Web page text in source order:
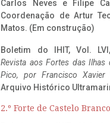
Carlos Neves e Filipe
Coordenação de Artur
Matos. (Em construção)
Boletim do IHIT, Vol.
Revista aos Fortes das Ilhas
Pico, por Francisco Xavier
Arquivo Histórico
2.º Forte de Castelo Branco